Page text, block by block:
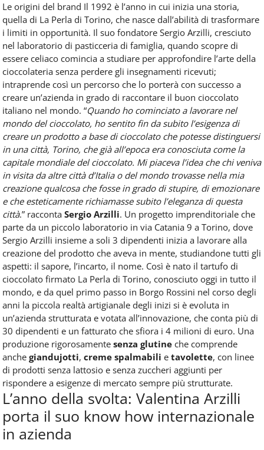
Le origini del brand Il 1992 è l’anno in cui inizia una storia,
quella di La Perla di Torino, che nasce dall’abilità di trasformare
i limiti in opportunità. Il suo fondatore Sergio Arzilli, cresciuto
nel laboratorio di pasticceria di famiglia, quando scopre di
essere celiaco comincia a studiare per approfondire l’arte della
cioccolateria senza perdere gli insegnamenti ricevuti;
intraprende così un percorso che lo porterà con successo a
creare un’azienda in grado di raccontare il buon cioccolato
italiano nel mondo. “Quando ho cominciato a lavorare nel
mondo del cioccolato, ho sentito fin da subito l’esigenza di
creare un prodotto a base di cioccolato che potesse distinguersi
in una città, Torino, che già all’epoca era conosciuta come la
capitale mondiale del cioccolato. Mi piaceva l’idea che chi veniva
in visita da altre città d’Italia o del mondo trovasse nella mia
creazione qualcosa che fosse in grado di stupire, di emozionare
e che esteticamente richiamasse subito l’eleganza di questa
città.” racconta Sergio Arzilli. Un progetto imprenditoriale che
parte da un piccolo laboratorio in via Catania 9 a Torino, dove
Sergio Arzilli insieme a soli 3 dipendenti inizia a lavorare alla
creazione del prodotto che aveva in mente, studiandone tutti gli
aspetti: il sapore, l’incarto, il nome. Così è nato il tartufo di
cioccolato firmato La Perla di Torino, conosciuto oggi in tutto il
mondo, e da quel primo passo in Borgo Rossini nel corso degli
anni la piccola realtà artigianale degli inizi si è evoluta in
un’azienda strutturata e votata all’innovazione, che conta più di
30 dipendenti e un fatturato che sfiora i 4 milioni di euro. Una
produzione rigorosamente senza glutine che comprende
anche giandujotti, creme spalmabili e tavolette, con linee
di prodotti senza lattosio e senza zuccheri aggiunti per
rispondere a esigenze di mercato sempre più strutturate.
L’anno della svolta: Valentina Arzilli
porta il suo know how internazionale
in azienda